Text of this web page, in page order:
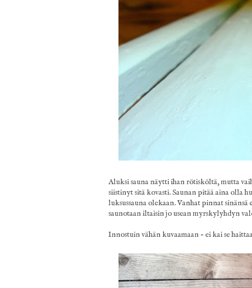
Aluksi sauna näytti ihan rötisköltä, mutta
siistinyt sitä kovasti. Saunan pitää aina olla
luksussauna olekaan. Vanhat pinnat
saunotaan iltaisin jo usean myrskylyhdyn
Innostuin vähän kuvaamaan - ei kai se